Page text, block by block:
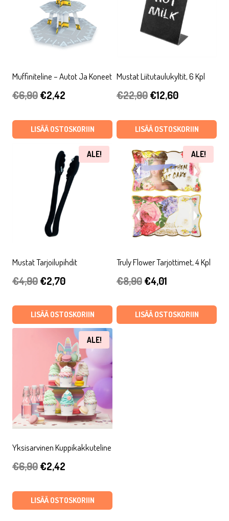
Muffiniteline – Autot Ja Koneet
€6,90Alkuperäinen
oli:
€2,42
on:
€2,42.
LISÄÄ OSTOSKORIIN
Mustat Liitutaulukyltit, 6 Kpl
€22,90Alkuperäinen
oli:
€12,60Nykyinen
on:
€12,60.
LISÄÄ OSTOSKORIIN
ALE!
Mustat Tarjoilupihdit
€4,90Alkuperäinen
oli:
€4,90.
€2,70Nykyinen
on:
€2,70.
LISÄÄ OSTOSKORIIN
ALE!
Truly Flower Tarjottimet, 4 Kpl
€8,90Alkuperäinen
oli:
€4,01
on:
LISÄÄ OSTOSKORIIN
ALE!
Yksisarvinen Kuppikakkuteline
€6,90Alkuperäinen
oli:
€2,42
on:
LISÄÄ OSTOSKORIIN